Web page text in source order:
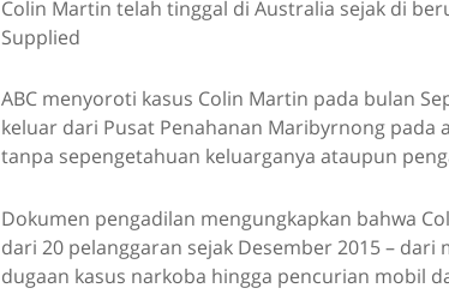
Colin Martin telah tinggal di Australia sejak di
Supplied
ABC menyoroti kasus Colin Martin pada bulan
keluar dari Pusat Penahanan Maribyrnong
tanpa sepengetahuan keluarganya ataupun
Dokumen pengadilan mengungkapkan bahwa
dari 20 pelanggaran sejak Desember 2015 –
dugaan kasus narkoba hingga pencurian mobil